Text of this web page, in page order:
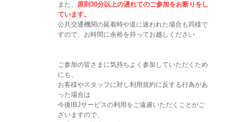
また、 原則30分以上の遅れてのご参加をお断りをし
ています。
公共交通機関の延着時や道に迷われた場合も同様で
すので、お時間に余裕を持ってお越しください
ご参加の皆さまに気持ちよく参加していただくため
にも、
お客様やスタッフに対し利用規約に反する行為があ
った場合は
今後IBJサービスの利用をご遠慮いただくことがご
ざいますので、